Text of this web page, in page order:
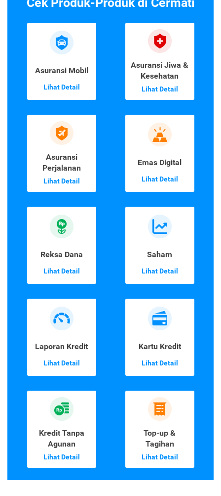
Cek Produk-Produk di Cermati
Asuransi Mobil
Lihat Detail
Asuransi Jiwa &
Kesehatan
Lihat Detail
Asuransi
Perjalanan
Lihat Detail
Emas Digital
Lihat Detail
Reksa Dana
Lihat Detail
Saham
Lihat Detail
Laporan Kredit
Lihat Detail
Kartu Kredit
Lihat Detail
Kredit Tanpa
Agunan
Lihat Detail
Top-up &
Tagihan
Lihat Detail